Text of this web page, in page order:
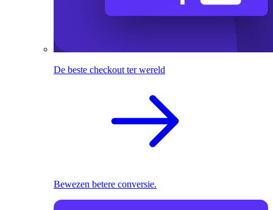
De beste checkout ter wereld
Bewezen betere conversie.